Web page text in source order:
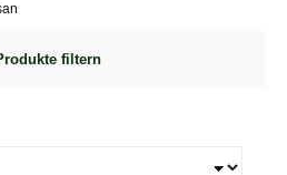
filtern